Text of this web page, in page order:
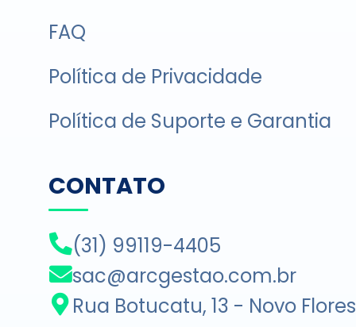
FAQ
Política de Privacidade
Política de Suporte e Garantia
CONTATO
(31) 99119-4405
sac@arcgestao.com.br
Rua Botucatu, 13 - Novo